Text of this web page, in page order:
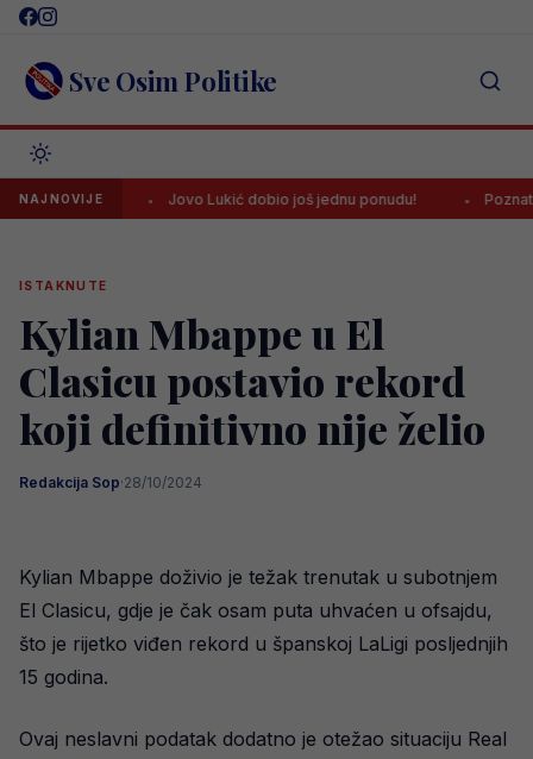
Skip
content Sve Osim Politike
NAJNOVIJEJovo Lukić dobio još jednu ponudu! Poznata lista
ISTAKNUTE
Kylian Mbappe u El
Clasicu postavio rekord
koji definitivno nije želio
Redakcija Sop·28/10/2024
Kylian Mbappe doživio je težak trenutak u subotnjem
El Clasicu, gdje je čak osam puta uhvaćen u ofsajdu,
što je rijetko viđen rekord u španskoj LaLigi posljednjih
15 godina.
Ovaj neslavni podatak dodatno je otežao situaciju Real